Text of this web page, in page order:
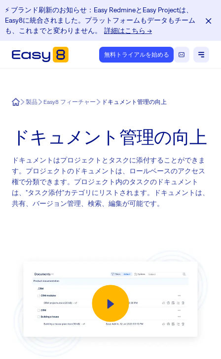
⚡️ ブランド刷新のお知らせ：Easy RedmineとEasy Projectは、
Easy8に統合されました。プラットフォームもデータもチーム
も、これまでと変わりません。
詳細はこちら →
無料トライアルを始める
Easy8製品 Easy8 フィーチャー ドキュメント管理の向上
ドキュメント管理の向上
ドキュメントはプロジェクトとタスクに添付することができま
す。プロジェクトのドキュメントは、ロールベースのアクセス
権で分類できます。プロジェクト内のタスクのドキュメント
は、"タスク添付"カテゴリにリストされます。ドキュメントは、
共有、バージョン管理、検索、編集が可能です。